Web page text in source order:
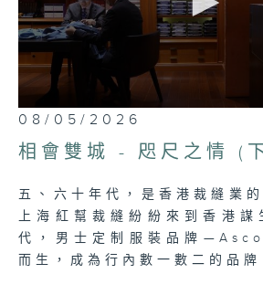
味張氏家族裁縫技藝的篇章。
0
seconds
of
26
7
seconds
08/05/2026
相會雙城 - 咫尺之情 (
五、六十年代，是香港裁縫業
上海紅幫裁縫紛紛來到香港謀
代，男士定制服裝品牌
而生，成為行內數一數二的品牌